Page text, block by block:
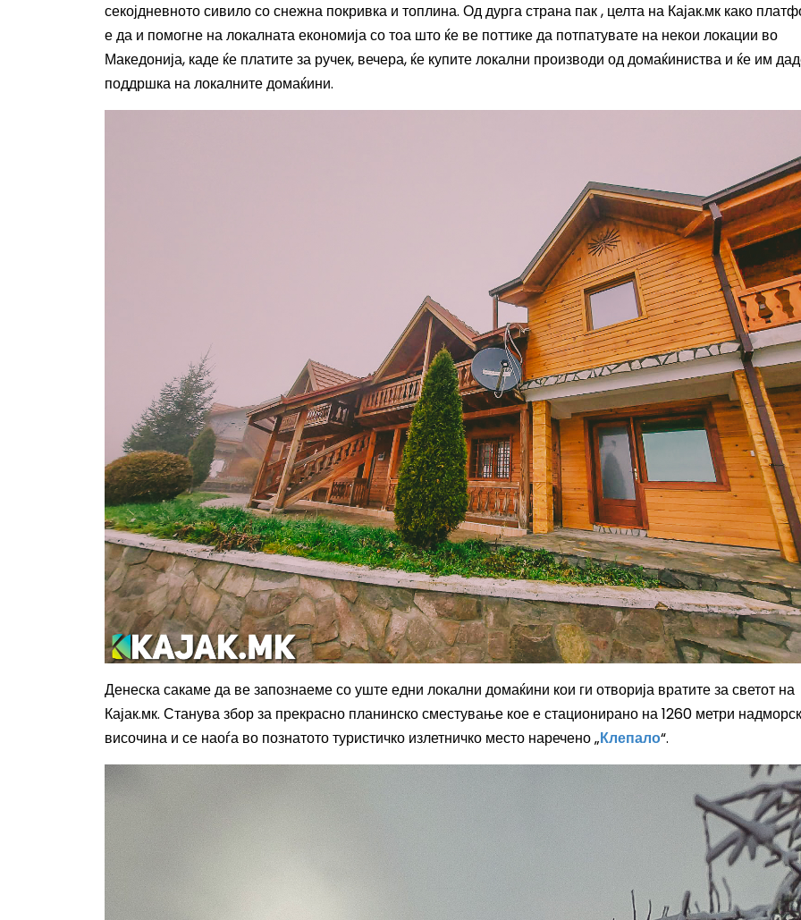
секојдневното сивило со снежна покривка и топлина. Од дурга страна пак , целта на Кајак.мк како
е да и помогне на локалната економија со тоа што ќе ве поттике да потпатувате на некои локации во
Македонија, каде ќе платите за ручек, вечера, ќе купите локални производи од домаќиниства и ќе им
поддршка на локалните домаќини.
Денеска сакаме да ве запознаеме со уште едни локални домаќини кои ги отворија вратите за светот на
Кајак.мк. Станува збор за прекрасно планинско сместување кое е стационирано на 1260 метри
височина и се наоѓа во познатото туристичко излетничко место наречено „Клепало“.
Целосно
Сонцето 2026:
најголемиот
во Европа